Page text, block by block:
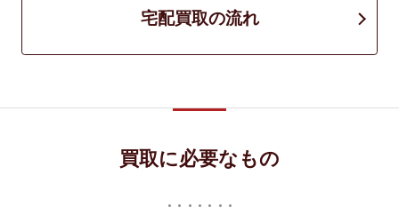
宅配買取の流れ
買取に必要なもの